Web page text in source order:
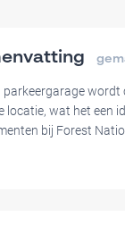
parkeergarage wordt
locatie, wat het een
bij Forest
betaalbare prijzen